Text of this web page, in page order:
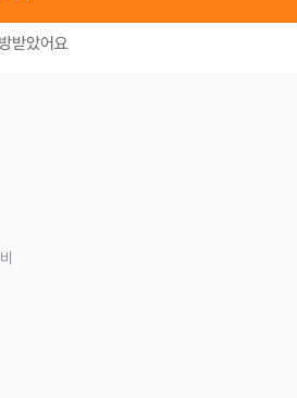
받았어요